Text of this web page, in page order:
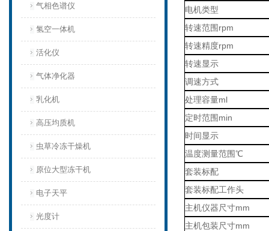
气相色谱仪
氢空一体机
活化仪
气体净化器
乳化机
高压均质机
虫草冷冻干燥机
原位大型冻干机
电子天平
光度计
电机类型
转速范围rpm
转速精度rpm
转速显示
调速方式
处理容量ml
定时范围min
时间显示
温度测量范围℃
套装标配
套装标配工作头
主机仪器尺寸mm
主机包装尺寸mm